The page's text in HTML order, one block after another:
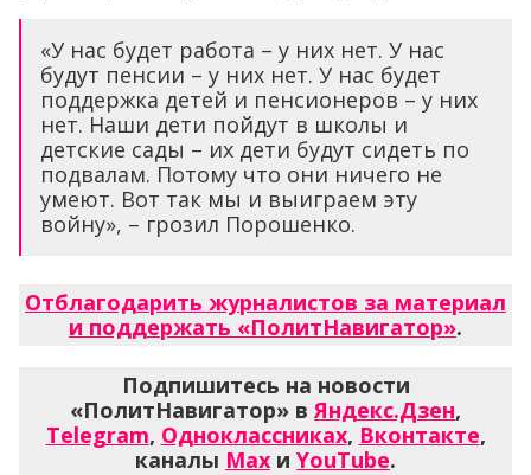
«У нас будет работа – у них нет. У нас
будут пенсии – у них нет. У нас будет
поддержка детей и пенсионеров – у них
нет. Наши дети пойдут в школы и
детские сады – их дети будут сидеть по
подвалам. Потому что они ничего не
умеют. Вот так мы и выиграем эту
войну», – грозил Порошенко.
Отблагодарить журналистов за материал
и поддержать «ПолитНавигатор».
Подпишитесь на новости
«ПолитНавигатор» в Яндекс.Дзен,
Telegram, Одноклассниках, Вконтакте,
каналы Max и YouTube.